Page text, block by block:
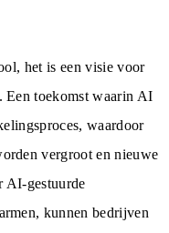
het is een visie voor
toekomst waarin AI
waardoor
vergroot en nieuwe
AI-gestuurde
kunnen bedrijven